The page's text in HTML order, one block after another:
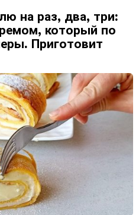
на раз, два, три:
который по
Приготовит